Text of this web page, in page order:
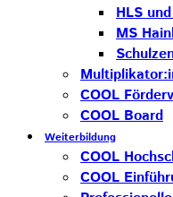
HLS
MS
COOL
COOL Board
Weiterbildung
COOL
COOL